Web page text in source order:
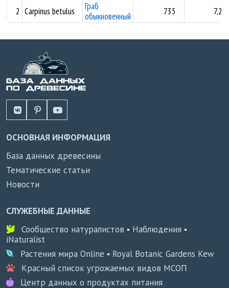
2 Carpinus betulus
Граб
обыкновенный
735 7,26
ОСНОВНАЯ ИНФОРМАЦИЯ
База данных древесины
Тематические статьи
Новости
СЛУЖЕБНЫЕ ДАННЫЕ
Сообщество натуралистов ▪ Наблюдения ▪
iNaturalist
Растения мира Online ▪ Royal Botanic Gardens Kew
Красный список угрожаемых видов МСОП
Центр данных о продуктах питания